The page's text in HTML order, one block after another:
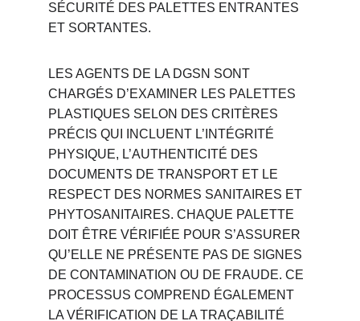
SÉCURITÉ DES PALETTES ENTRANTES
ET SORTANTES.
LES AGENTS DE LA DGSN SONT
CHARGÉS D’EXAMINER LES PALETTES
PLASTIQUES SELON DES CRITÈRES
PRÉCIS QUI INCLUENT L’INTÉGRITÉ
PHYSIQUE, L’AUTHENTICITÉ DES
DOCUMENTS DE TRANSPORT ET LE
RESPECT DES NORMES SANITAIRES ET
PHYTOSANITAIRES. CHAQUE PALETTE
DOIT ÊTRE VÉRIFIÉE POUR S’ASSURER
QU’ELLE NE PRÉSENTE PAS DE SIGNES
DE CONTAMINATION OU DE FRAUDE. CE
PROCESSUS COMPREND ÉGALEMENT
LA VÉRIFICATION DE LA TRAÇABILITÉ